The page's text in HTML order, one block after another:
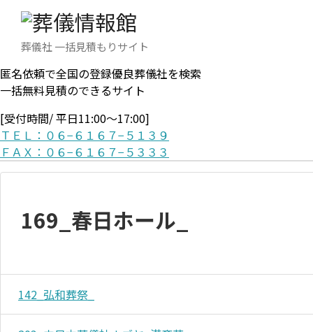
葬儀社 一括見積もりサイト
匿名依頼で全国の登録優良葬儀社を検索
一括無料見積のできるサイト
[受付時間/ 平日11:00〜17:00]
ＴＥＬ：０６−６１６７−５１３９
ＦＡＸ：０６−６１６７−５３３３
169_春日ホール_
142_弘和葬祭_